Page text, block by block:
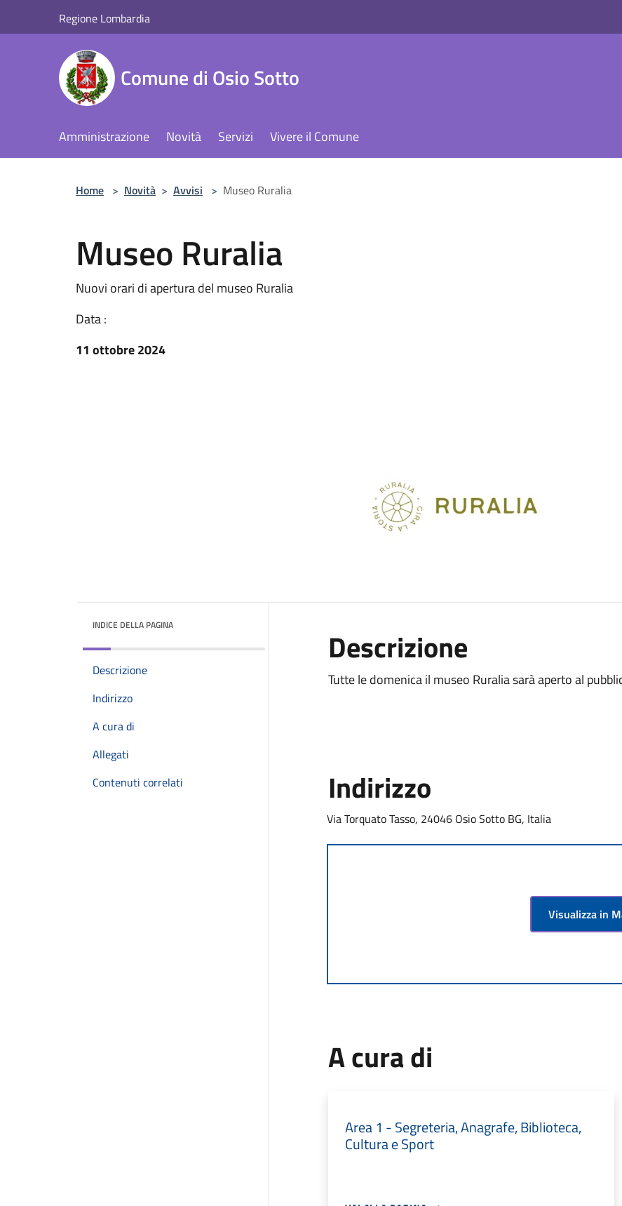
Regione Lombardia
Comune di Osio Sotto
Amministrazione Novità Servizi Vivere il Comune
Home > Novità > Avvisi > Museo Ruralia
Museo Ruralia
Nuovi orari di apertura del museo Ruralia
Data :
11 ottobre 2024
INDICE DELLA PAGINA
Descrizione
Indirizzo
A cura di
Allegati
Contenuti correlati
Descrizione
Tutte le domenica il museo Ruralia sarà aperto al
Indirizzo
Via Torquato Tasso, 24046 Osio Sotto BG, Italia
Visualizza in
A cura di
Area 1 - Segreteria, Anagrafe, Biblioteca,
Cultura e Sport